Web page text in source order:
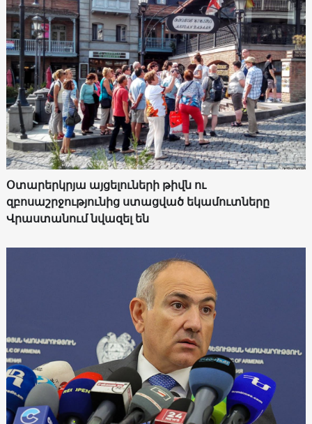
Օտարերկրյա այցելուների թիվն ու
զբոսաշրջությունից ստացված եկամուտները
Վրաստանում նվազել են